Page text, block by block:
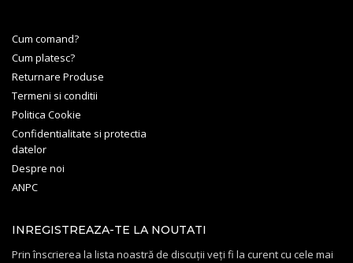
Cum comand?
Cum platesc?
Returnare Produse
Termeni si conditii
Politica Cookie
Confidentialitate si protectia
datelor
Despre noi
ANPC
INREGISTREAZA-TE LA NOUTATI
Prin înscrierea la lista noastră de discuții veți fi la curent cu cele mai